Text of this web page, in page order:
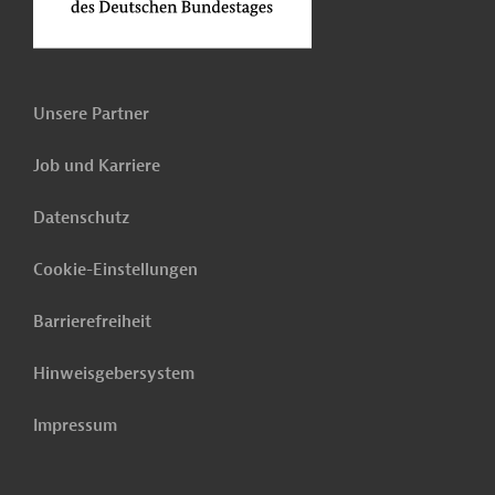
Unsere Partner
Job und Karriere
Datenschutz
Cookie-Einstellungen
Barrierefreiheit
Hinweisgebersystem
Impressum